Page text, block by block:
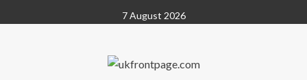
to
7 August 2026